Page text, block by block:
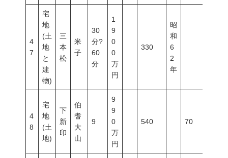
4
7
宅
地
(土
地
と
建
物)
三
本
松
米
子
30
分?
60
分
1
9
0
0
万
円
330
昭
和
6
2
年
4
8
宅
地
(土
地)
下
新
印
伯
耆
大
山
9
9
9
0
万
円
540 70